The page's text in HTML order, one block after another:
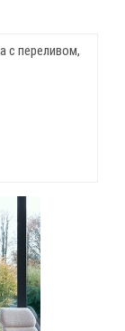
с переливом,